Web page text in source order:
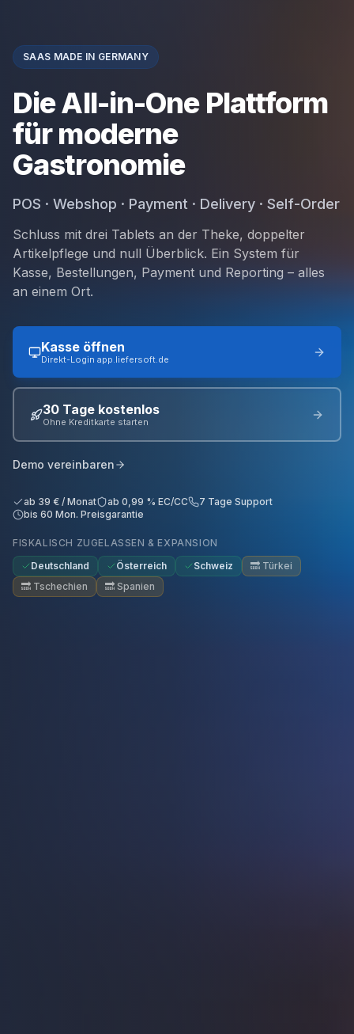
SAAS MADE IN GERMANY
Die All-in-One Plattform
für moderne
Gastronomie
POS · Webshop · Payment · Delivery · Self-Order
Schluss mit drei Tablets an der Theke, doppelter
Artikelpflege und null Überblick. Ein System für
Kasse, Bestellungen, Payment und Reporting – alles
an einem Ort.
Kasse öffnen
Direkt-Login app.liefersoft.de
30 Tage kostenlos
Ohne Kreditkarte starten
Demo vereinbaren
ab 39 € / Monat ab 0,99 % EC/CC
7 Tage Support
bis 60 Mon. Preisgarantie
FISKALISCH ZUGELASSEN & EXPANSION
Deutschland
Österreich Schweiz 🔜 Türkei
🔜 Tschechien 🔜 Spanien